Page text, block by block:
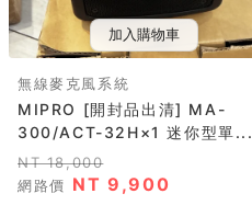
加入購物車
無線麥克風系統
MIPRO [開封品出清] MA-
300/ACT-32H×1 迷你型單...
NT 18,000
網路價 NT 9,900